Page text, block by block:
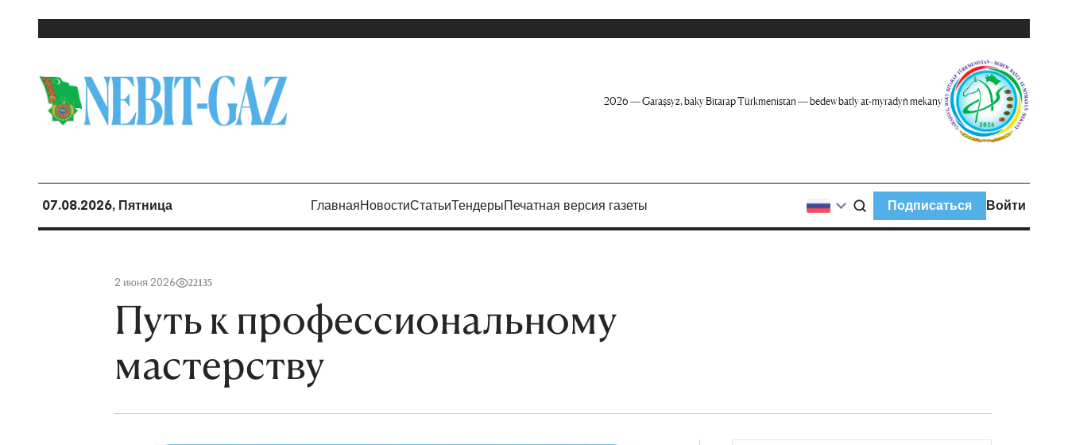
2026 — Garaşsyz, baky Bitarap Türkmenistan — bedew batly at-myradyň mekany
07.08.2026, Пятница ГлавнаяНовостиСтатьиТендерыПечатная версия газеты Подписаться Войти
2 июня 2026 22135
Путь к профессиональному
мастерству